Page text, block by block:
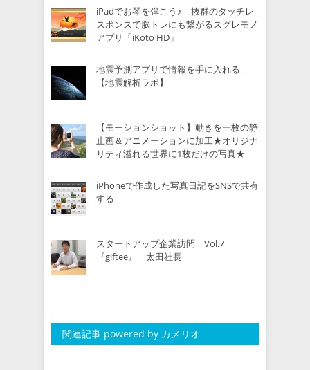
iPadでお琴を弾こう♪ 抜群のタッチレ
スポンスで脳トレにも繋がるスグレモノ
アプリ「iKoto HD」
地震予測アプリで情報を手に入れる
【地震解析ラボ】
【モーションショット】動きを一枚の静
止画＆アニメーションに加工★オリジナ
リティ溢れる世界に1枚だけの写真★
iPhoneで作成した写真日記をSNSで共有
する
スタートアップ企業訪問 Vol.7
『giftee』 太田社長
関連記事 powered by カメリオ